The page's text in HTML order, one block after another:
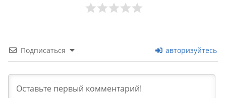
Подписаться авторизуйтесь